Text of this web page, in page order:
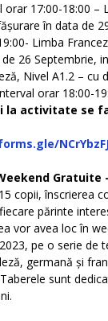
orar 17:00-18:00 –
în data de
Limba
26 Septembrie,
Nivel A1.2 – cu
orar 18:00-
la activitate se
Gratuite
copii, înscrierea
părinte
vor avea loc în
pe o serie de
germană și
sunt